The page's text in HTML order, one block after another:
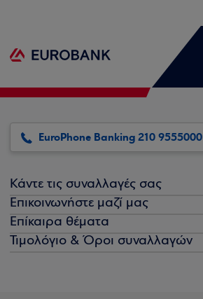
EuroPhone Banking 210 9555000
Κάντε τις συναλλαγές σας
Επικοινωνήστε μαζί μας
Επίκαιρα θέματα
Τιμολόγιο & Όροι συναλλαγών